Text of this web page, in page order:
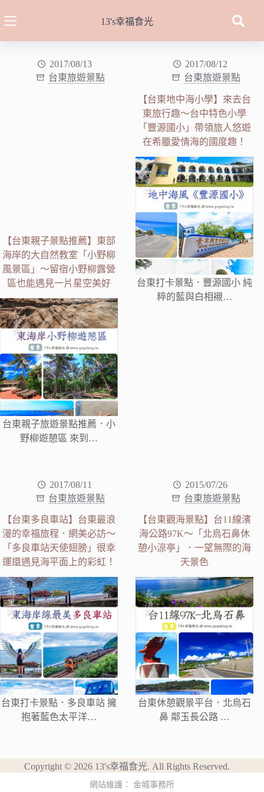
至
13's幸福食光
2017/08/13
台東旅遊景點
【台東親子景點推薦】東部
海岸的大自然教室「小野柳
風景區」～留宿小野柳露營
區也能遇見一片星空美好
台東親子旅遊景點推薦．小
野柳遊憩區 來到…
2017/08/12
台東旅遊景點
【台東地中海小學】來去台
東旅行趣～台中特色小學
「豐源國小」帶領旅人悠遊
在希臘愛情海的國度趣！
台東打卡景點．豐源國小 純
粹的藍與白相襯…
2017/08/11
台東旅遊景點
【台東多良車站】台東最浪
漫的幸福旅程．網美必訪～
「多良車站天使翅膀」很幸
運還遇見海平面上的彩虹！
台東打卡景點．多良車站 擁
抱著藍色太平洋…
2015/07/26
台東旅遊景點
【台東觀海景點】台11線濱
海公路97K～「北烏石鼻休
憩小涼亭」．一望無際的海
天景色
台東休憩觀景平台．北烏石
鼻 鄰玉長公路 …
Copyright © 2026 13's幸福食光. All Rights Reserved.
網站維護： 金城事務所